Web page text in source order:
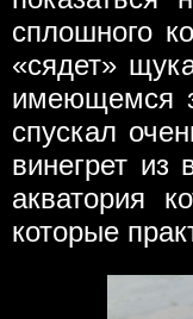
сплошного
«сядет»
имеющемся
спускал
винегрет из
акватория
которые